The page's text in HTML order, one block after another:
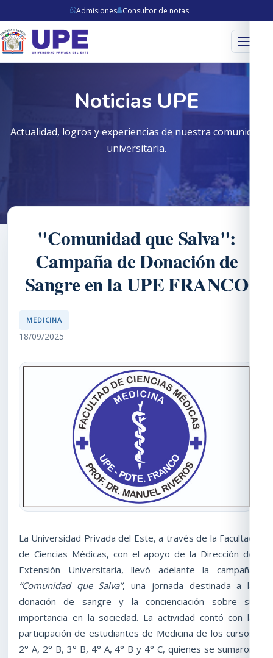
Admisiones Consultor de notas
Menú
Noticias UPE
Actualidad, logros y experiencias de nuestra comunidad
universitaria.
"Comunidad que Salva":
Campaña de Donación de
Sangre en la UPE FRANCO
MEDICINA
18/09/2025
La Universidad Privada del Este, a través de la Facultad
de Ciencias Médicas, con el apoyo de la Dirección de
Extensión Universitaria, llevó adelante la campaña
“Comunidad que Salva”, una jornada destinada a la
donación de sangre y la concienciación sobre su
importancia en la sociedad. La actividad contó con la
participación de estudiantes de Medicina de los cursos
2° A, 2° B, 3° B, 4° A, 4° B y 4° C, quienes se sumaron